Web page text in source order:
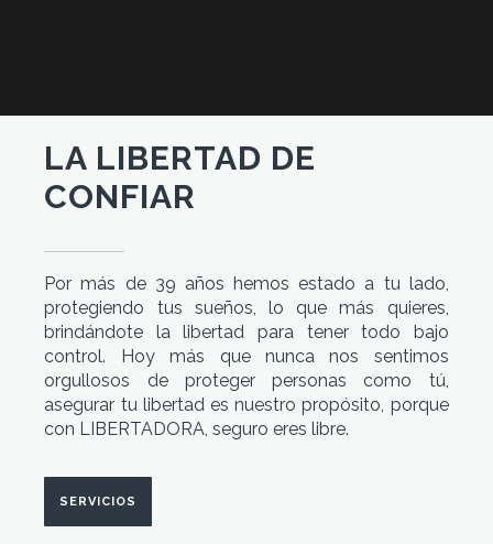
LA LIBERTAD DE
CONFIAR
Por más de 39 años hemos estado a tu lado,
protegiendo tus sueños, lo que más quieres,
brindándote la libertad para tener todo bajo
control. Hoy más que nunca nos sentimos
orgullosos de proteger personas como tú,
asegurar tu libertad es nuestro propósito, porque
con LIBERTADORA, seguro eres libre.
SERVICIOS